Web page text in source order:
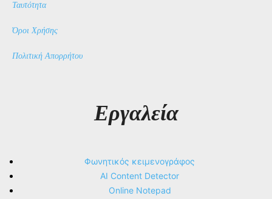
Ταυτότητα
Όροι Χρήσης
Πολιτική Απορρήτου
Εργαλεία
Φωνητικός κειμενογράφος
AI Content Detector
Online Notepad